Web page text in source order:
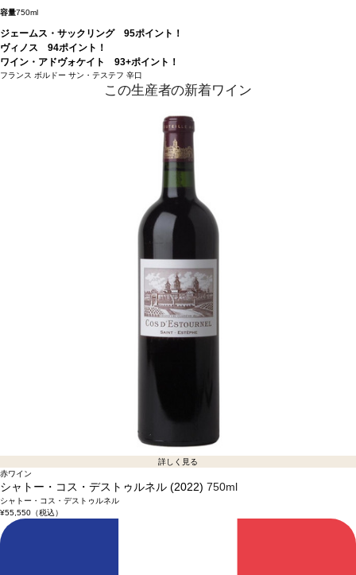
容量750ml
ジェームス・サックリング 95ポイント！
ヴィノス 94ポイント！
ワイン・アドヴォケイト 93+ポイント！
フランス ボルドー サン・テステフ 辛口
この生産者の新着ワイン
詳しく見る
赤ワイン
シャトー・コス・デストゥルネル (2022) 750ml
シャトー・コス・デストゥルネル
¥55,550（税込）